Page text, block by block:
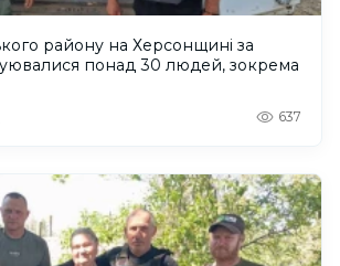
району на Херсонщині за
понад 30 людей, зокрема
637